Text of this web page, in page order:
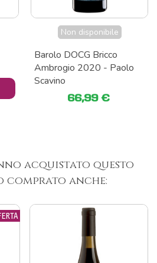
Non disponibile
Barolo DOCG Bricco
Ambrogio 2020 - Paolo
Scavino
66,99 €
acquistato questo
anche: